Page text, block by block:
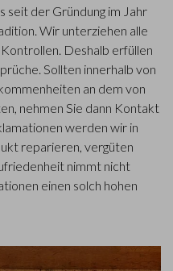
seit der Gründung im Jahr
Wir unterziehen alle
Deshalb erfüllen
Sollten innerhalb von
an dem von
nehmen Sie dann Kontakt
werden wir in
reparieren, vergüten
nimmt nicht
einen solch hohen